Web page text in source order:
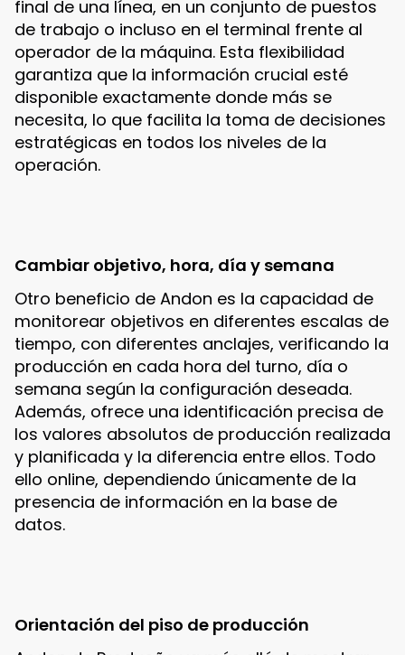
final de una línea, en un conjunto de puestos
de trabajo o incluso en el terminal frente al
operador de la máquina. Esta flexibilidad
garantiza que la información crucial esté
disponible exactamente donde más se
necesita, lo que facilita la toma de decisiones
estratégicas en todos los niveles de la
operación.
Cambiar objetivo, hora, día y semana
Otro beneficio de Andon es la capacidad de
monitorear objetivos en diferentes escalas de
tiempo, con diferentes anclajes, verificando la
producción en cada hora del turno, día o
semana según la configuración deseada.
Además, ofrece una identificación precisa de
los valores absolutos de producción realizada
y planificada y la diferencia entre ellos. Todo
ello online, dependiendo únicamente de la
presencia de información en la base de
datos.
Orientación del piso de producción